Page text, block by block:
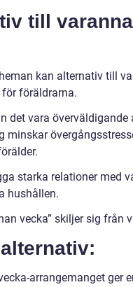
till
kan alternativ till
föräldrarna.
det vara överväldigande
minskar
starka relationer med
hushållen.
vecka” skiljer sig från
arrangemanget ger